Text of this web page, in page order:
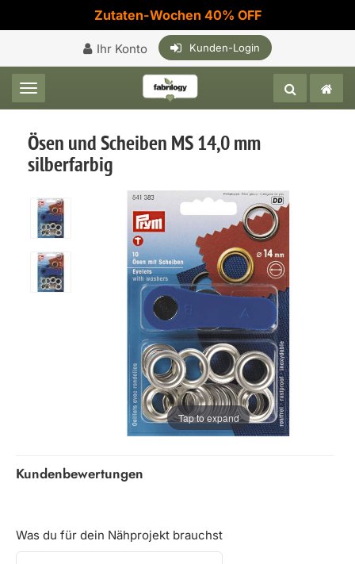
Zutaten-Wochen 40% OFF
Ihr Konto Kunden-Login
Toggle navigation
Ösen und Scheiben MS 14,0 mm
silberfarbig
Tap to expand
Kundenbewertungen
Was du für dein Nähprojekt brauchst